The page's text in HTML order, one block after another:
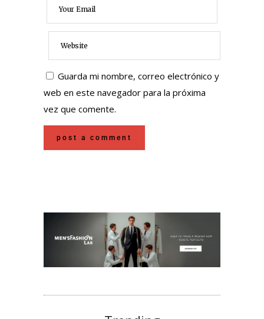
Guarda mi nombre, correo electrónico y
web en este navegador para la próxima
vez que comente.